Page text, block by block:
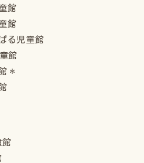
館
館
る児童館
館
＊
館